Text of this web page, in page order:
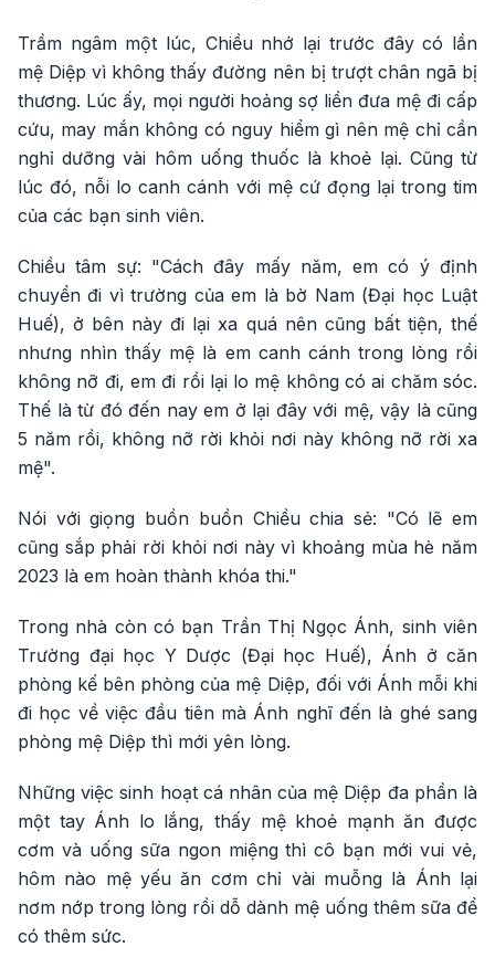
Trầm ngâm một lúc, Chiều nhớ lại trước đây có lần
mệ Diệp vì không thấy đường nên bị trượt chân ngã bị
thương. Lúc ấy, mọi người hoảng sợ liền đưa mệ đi cấp
cứu, may mắn không có nguy hiểm gì nên mệ chỉ cần
nghỉ dưỡng vài hôm uống thuốc là khoẻ lại. Cũng từ
lúc đó, nỗi lo canh cánh với mệ cứ đọng lại trong tim
của các bạn sinh viên.
Chiều tâm sự: "Cách đây mấy năm, em có ý định
chuyển đi vì trường của em là bờ Nam (Đại học Luật
Huế), ở bên này đi lại xa quá nên cũng bất tiện, thế
nhưng nhìn thấy mệ là em canh cánh trong lòng rồi
không nỡ đi, em đi rồi lại lo mệ không có ai chăm sóc.
Thế là từ đó đến nay em ở lại đây với mệ, vậy là cũng
5 năm rồi, không nỡ rời khỏi nơi này không nỡ rời xa
mệ".
Nói với giọng buồn buồn Chiều chia sẻ: "Có lẽ em
cũng sắp phải rời khỏi nơi này vì khoảng mùa hè năm
2023 là em hoàn thành khóa thi."
Trong nhà còn có bạn Trần Thị Ngọc Ánh, sinh viên
Trường đại học Y Dược (Đại học Huế), Ánh ở căn
phòng kế bên phòng của mệ Diệp, đối với Ánh mỗi khi
đi học về việc đầu tiên mà Ánh nghĩ đến là ghé sang
phòng mệ Diệp thì mới yên lòng.
Những việc sinh hoạt cá nhân của mệ Diệp đa phần là
một tay Ánh lo lắng, thấy mệ khoẻ mạnh ăn được
cơm và uống sữa ngon miệng thì cô bạn mới vui vẻ,
hôm nào mệ yếu ăn cơm chỉ vài muỗng là Ánh lại
nơm nớp trong lòng rồi dỗ dành mệ uống thêm sữa để
có thêm sức.